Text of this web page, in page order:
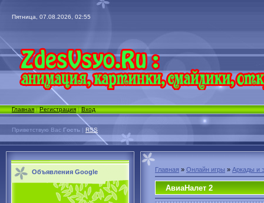
Пятница, 07.08.2026, 02:55
Главная|Регистрация|Вход
Приветствую Вас Гость | RSS
Объявления Google Главная » Онлайн игры » Аркады и
АвиаНалет 2